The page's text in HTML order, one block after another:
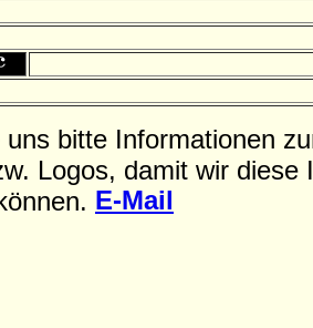
uns bitte Informationen
Logos, damit wir diese
E-Mail